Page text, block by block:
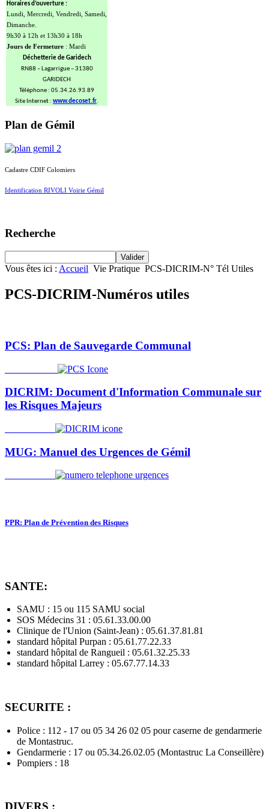
Horaires d’ouverture :
Lundi, Mercredi, Vendredi, Samedi,
Dimanche.
9h30 à 12h et 13h30 à 18h
Jours de Fermeture : Mardi
Déchetterie de Garidech
RN88 – Lagarrigue – 31380
GARIDECH
Téléphone : 05.34.26.93.89
Site Internet : www.decoset.fr.
Plan de Gémil
Cadastre CDIF Colomiers
Identification RIVOLI Voirie Gémil
Recherche
Vous êtes ici : Accueil Vie Pratique PCS-DICRIM-N° Tél Utiles
PCS-DICRIM-Numéros utiles
PCS: Plan de Sauvegarde Communal
DICRIM: Document d'Information Communale sur
les Risques Majeurs
MUG: Manuel des Urgences de Gémil
PPR: Plan de Prévention des Risques
SANTE:
SAMU : 15 ou 115 SAMU social
SOS Médecins 31 : 05.61.33.00.00
Clinique de l'Union (Saint-Jean) : 05.61.37.81.81
standard hôpital Purpan : 05.61.77.22.33
standard hôpital de Rangueil : 05.61.32.25.33
standard hôpital Larrey : 05.67.77.14.33
SECURITE :
Police : 112 - 17 ou 05 34 26 02 05 pour caserne de gendarmerie
de Montastruc.
Gendarmerie : 17 ou 05.34.26.02.05 (Montastruc La Conseillère)
Pompiers : 18